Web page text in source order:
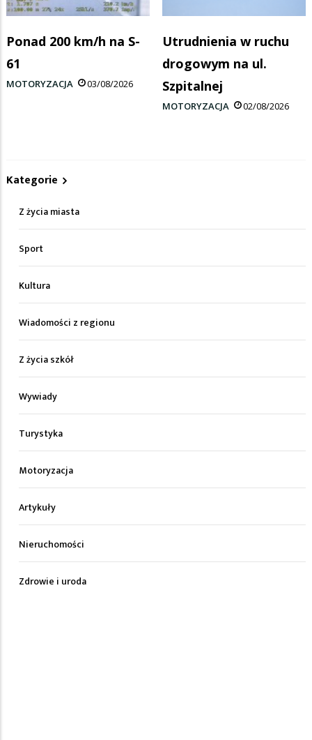
Ponad 200 km/h na S-
61
MOTORYZACJA 03/08/2026
Utrudnienia w ruchu
drogowym na ul.
Szpitalnej
MOTORYZACJA 02/08/2026
Kategorie
Z życia miasta
Sport
Kultura
Wiadomości z regionu
Z życia szkół
Wywiady
Turystyka
Motoryzacja
Artykuły
Nieruchomości
Zdrowie i uroda